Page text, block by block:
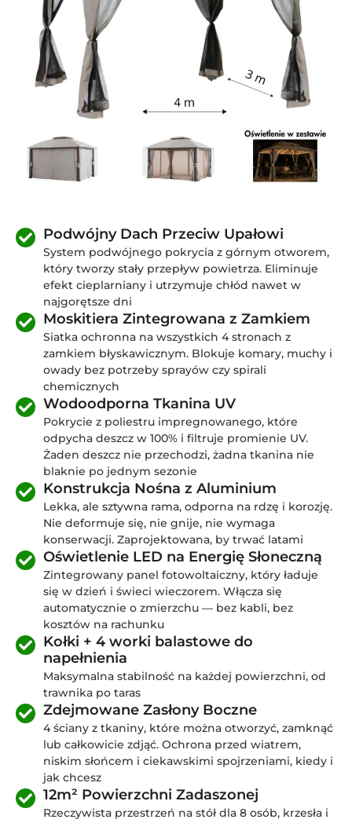
Podwójny Dach Przeciw Upałowi
System podwójnego pokrycia z górnym otworem,
który tworzy stały przepływ powietrza. Eliminuje
efekt cieplarniany i utrzymuje chłód nawet w
najgorętsze dni
Moskitiera Zintegrowana z Zamkiem
Siatka ochronna na wszystkich 4 stronach z
zamkiem błyskawicznym. Blokuje komary, muchy i
owady bez potrzeby sprayów czy spirali
chemicznych
Wodoodporna Tkanina UV
Pokrycie z poliestru impregnowanego, które
odpycha deszcz w 100% i filtruje promienie UV.
Żaden deszcz nie przechodzi, żadna tkanina nie
blaknie po jednym sezonie
Konstrukcja Nośna z Aluminium
Lekka, ale sztywna rama, odporna na rdzę i korozję.
Nie deformuje się, nie gnije, nie wymaga
konserwacji. Zaprojektowana, by trwać latami
Oświetlenie LED na Energię Słoneczną
Zintegrowany panel fotowoltaiczny, który ładuje
się w dzień i świeci wieczorem. Włącza się
automatycznie o zmierzchu — bez kabli, bez
kosztów na rachunku
Kołki + 4 worki balastowe do
napełnienia
Maksymalna stabilność na każdej powierzchni, od
trawnika po taras
Zdejmowane Zasłony Boczne
4 ściany z tkaniny, które można otworzyć, zamknąć
lub całkowicie zdjąć. Ochrona przed wiatrem,
niskim słońcem i ciekawskimi spojrzeniami, kiedy i
jak chcesz
12m² Powierzchni Zadaszonej
Rzeczywista przestrzeń na stół dla 8 osób, krzesła i